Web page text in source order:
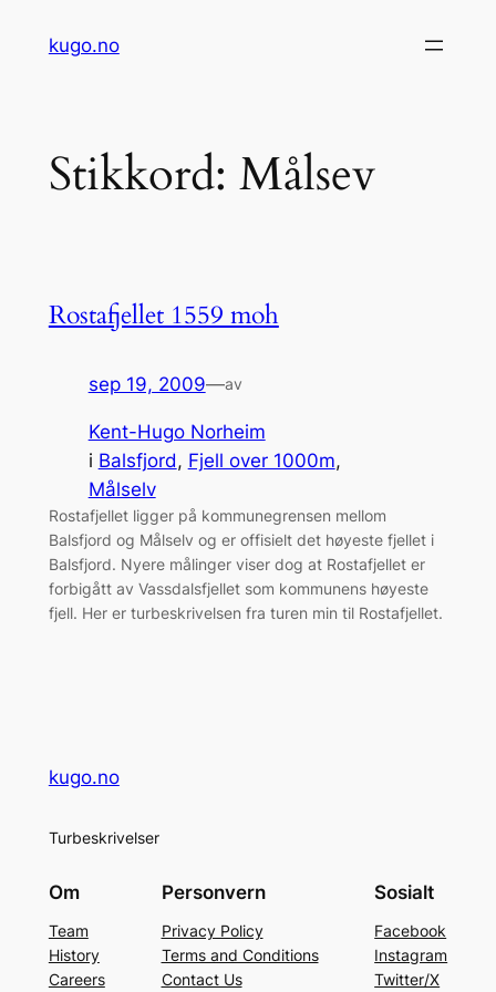
kugo.no
Stikkord: Målsev
Rostafjellet 1559 moh
sep 19, 2009—av
Kent-Hugo Norheim
i Balsfjord, Fjell over 1000m
Målselv
Rostafjellet ligger på kommunegrensen mellom
Balsfjord og Målselv og er offisielt det høyeste fjellet i
Balsfjord. Nyere målinger viser dog at Rostafjellet er
forbigått av Vassdalsfjellet som kommunens høyeste
fjell. Her er turbeskrivelsen fra turen min til Rostafjellet.
kugo.no
Turbeskrivelser
Om
Team
History
Careers
Personvern
Privacy Policy
Terms and Conditions
Contact Us
Sosialt
Facebook
Instagram
Twitter/X